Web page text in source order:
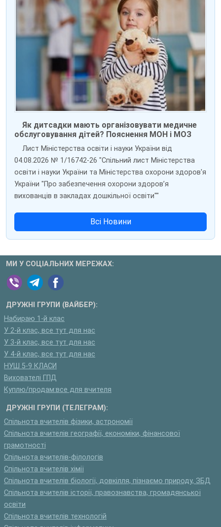
Як дитсадки мають організовувати медичне
обслуговування дітей? Пояснення МОН і МОЗ
Лист Міністерства освіти і науки України від
04.08.2026 № 1/16742-26 "Спільний лист Міністерства
освіти і науки України та Міністерства охорони здоров'я
України "Про забезпечення охорони здоров’я
вихованців в закладах дошкільної освіти""
Всі Новини
МИ У СОЦІАЛЬНИХ МЕРЕЖАХ:
ДРУЖНІ ГРУПИ (ВАЙБЕР):
Набираю 1-й клас
У 2-й клас, все тут для нас
У 3-й клас, все тут для нас
У 4-й клас, все тут для нас
НУШ 5-9 КЛАСИ
Вихователі ГПД
Куплю/продам:все для вчителя
ДРУЖНІ ГРУПИ (ТЕЛЕГРАМ):
Спільнота вчителів фізики, астрономії
Спільнота вчителів географії, економіки, фінансової
грамотності
Спільнота вчителів-філологів
Спільнота вчителів хімії
Спільнота вчителів біології, довкілля, пізнаємо природу, ЗБД
Спільнота вчителів історії, правознавства, громадянської
освіти
Спільнота вчителів технологій